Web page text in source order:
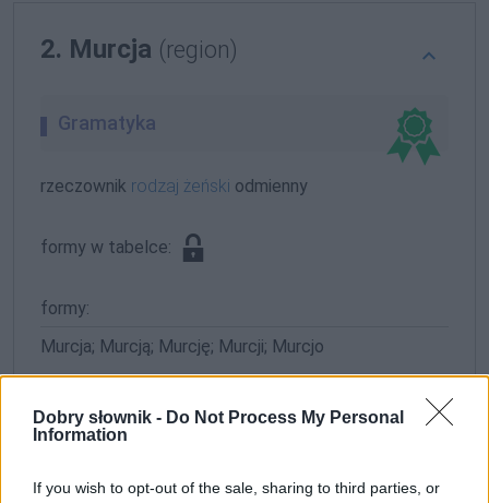
Dobry słownik - Do Not Process My Personal
Information
If you wish to opt-out of the sale, sharing to third parties, or
2. Murcja (region)
Gramatyka
rzeczownik rodzaj żeński odmienny
formy w tabelce:
formy:
Murcja; Murcją; Murcję; Murcji; Murcjo
ZGŁOŚ POPRAWKĘ